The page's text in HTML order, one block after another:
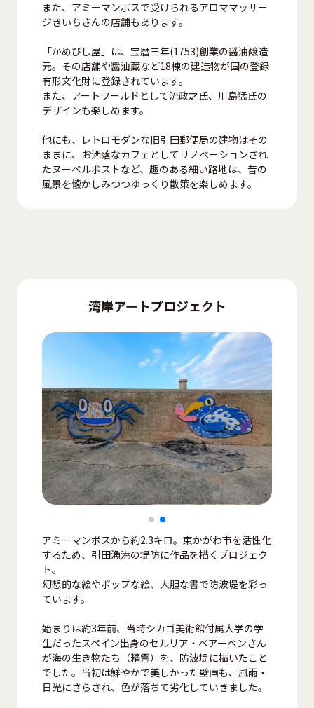
また、アミーマンボスで受けられるアロママッサー
ジきいちさんの店舗もあります。
「かめびし屋」は、宝暦三年(1753)創業の醤油醸造
元。その店舗や醤油蔵など18棟の建造物が国の登録
有形文化財に登録されています。
また、アートワールドとして流政之氏、川島猛氏の
デザインも楽しめます。
他にも、レトロモダンな旧引田郵便局の建物はその
ままに、お洒落なカフェとしてリノベーションされ
たヌーベルポストなど、趣のある細い路地は、昔の
風景を懐かしみつつゆっくり散策を楽しめます。
湾岸アートプロジェクト
アミーマンボスから約2.3キロ。東かがわ市を活性化
するため、引田漁港の堤防に作品を描くプロジェク
ト。
幻想的な絵やポップな絵、大胆な書で防波堤を彩っ
ています。
始まりは約3年前、当時シカゴ美術館付属大学の学
生だったスペイン出身のセルリア・ベアーベンさん
が海の生き物たち（精霊）を、防波堤に描いたこと
でした。当初は鮮やかで美しかった壁画も、風雨・
日光にさらされ、色が落ちて劣化していきました。